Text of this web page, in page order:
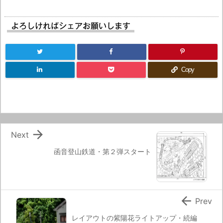
よろしければシェアお願いします
Copy
函音登山鉄道・第２弾スタート

Next
レイアウトの紫陽花ライトアップ・続編
 Prev